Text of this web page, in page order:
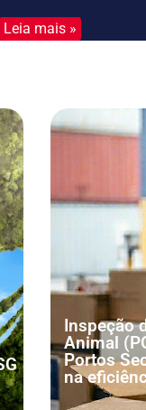
Leia mais »
Inspeção
Animal
Portos
na